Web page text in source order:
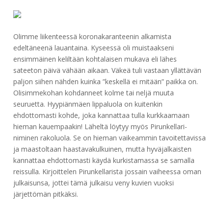
Olimme liikenteessä koronakaranteenin alkamista
edeltäneenä lauantaina. Kyseessä oli muistaakseni
ensimmäinen keliltään kohtalaisen mukava eli lähes
sateeton päivä vähään aikaan. Väkeä tuli vastaan yllättävän
paljon siihen nähden kuinka ”keskellä ei mitään” paikka on.
Olisimmekohan kohdanneet kolme tai neljä muuta
seuruetta. Hyypiänmäen lippaluola on kuitenkin
ehdottomasti kohde, joka kannattaa tulla kurkkaamaan
hieman kauempaakin! Läheltä löytyy myös Pirunkellari-
niminen rakoluola. Se on hieman vaikeammin tavoitettavissa
ja maastoltaan haastavakulkuinen, mutta hyväjalkaisten
kannattaa ehdottomasti käydä kurkistamassa se samalla
reissulla. Kirjoittelen Pirunkellarista jossain vaiheessa oman
julkaisunsa, jottei tämä julkaisu veny kuvien vuoksi
järjettömän pitkäksi.